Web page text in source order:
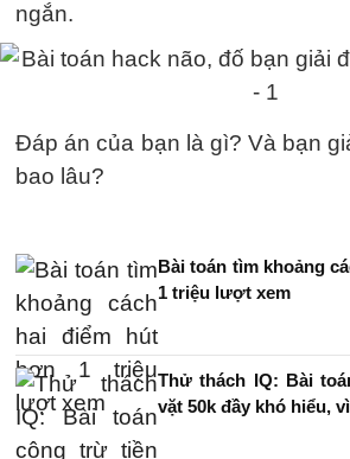
ngắn.
Đáp án của bạn là gì? Và bạn
bao lâu?
Bài toán tìm khoảng
1 triệu lượt xem
Thử thách IQ: Bài
vặt 50k đầy khó hiểu,